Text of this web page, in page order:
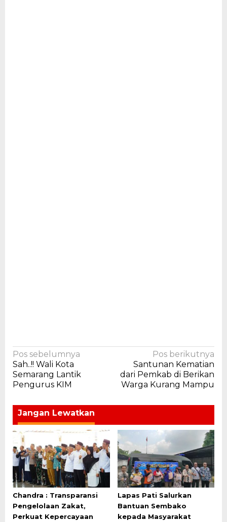
Navigasi
pos
Pos sebelumnya
Sah..!! Wali Kota
Semarang Lantik
Pengurus KIM
Pos berikutnya
Santunan Kematian
dari Pemkab di Berikan
Warga Kurang Mampu
Jangan Lewatkan
Chandra : Transparansi
Pengelolaan Zakat,
Perkuat Kepercayaan
Lapas Pati Salurkan
Bantuan Sembako
kepada Masyarakat